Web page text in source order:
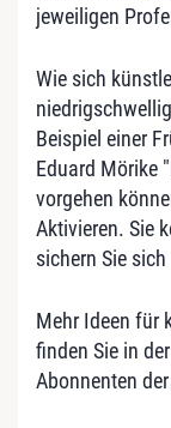
jeweiligen
Wie sich
Beispiel einer
Eduard Mörike "
vorgehen
Aktivieren. Sie
sichern Sie
Mehr Ideen für
finden Sie in
Abonnenten